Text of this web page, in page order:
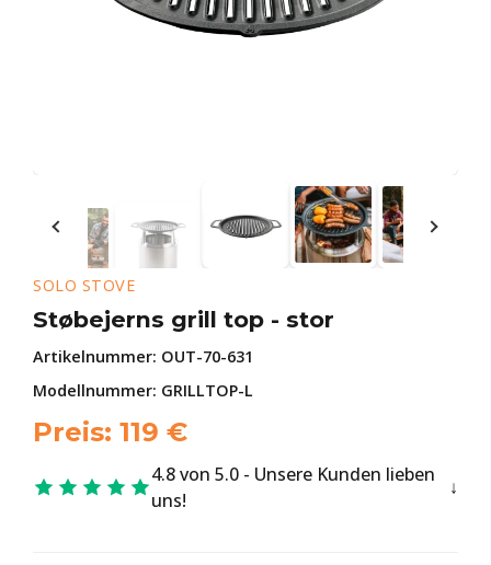
SOLO STOVE
Støbejerns grill top - stor
Artikelnummer: OUT-70-631
Modellnummer: GRILLTOP-L
Preis: 119 €
4.8 von 5.0 - Unsere Kunden lieben
uns!